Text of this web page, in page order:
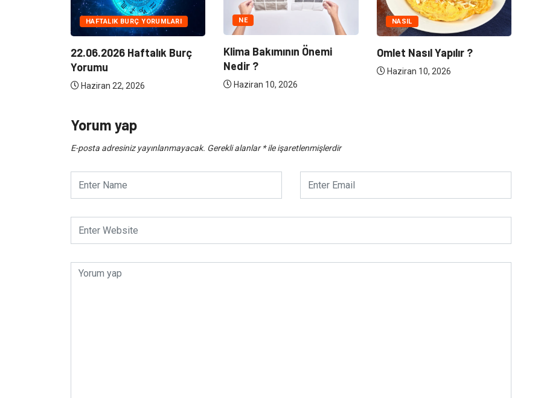
HAFTALIK BURÇ YORUMLARI
Haftalık Burç
Haziran 22, 2026
NE
Klima Bakımının Önemi
Haziran 10, 2026
NASIL
Omlet Nasıl Yapılır ?
Haziran 10, 2026
HAFTALIK BURÇ
22.06.2026
Yorum yap
E-posta adresiniz yayınlanmayacak. Gerekli alanlar*ile işaretlenmişlerdir